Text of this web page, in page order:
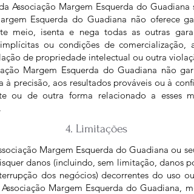
Associação Margem Esquerda do
Esquerda do Guadiana não oferece
meio, isenta e nega todas as outras
ou condições de comercialização,
de propriedade intelectual ou outra
Margem Esquerda do Guadiana não
à precisão, aos resultados prováveis ​​ou à
ou de outra forma relacionado a esses
4. Limitações
Margem Esquerda do Guadiana ou
danos (incluindo, sem limitação, danos
dos negócios) decorrentes do uso
Margem Esquerda do Guadiana,